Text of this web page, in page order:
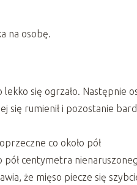
na osobę.
się ogrzało. Następnie
się rumienił i pozostanie
co około pół
pół centymetra
że mięso piecze się